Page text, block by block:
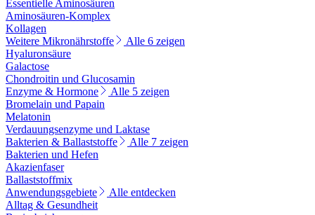
Essentielle Aminosäuren
Aminosäuren-Komplex
Kollagen
Weitere Mikronährstoffe
Alle 6 zeigen
Hyaluronsäure
Galactose
Chondroitin und Glucosamin
Enzyme & Hormone
Alle 5 zeigen
Bromelain und Papain
Melatonin
Verdauungsenzyme und Laktase
Bakterien & Ballaststoffe
Alle 7 zeigen
Bakterien und Hefen
Akazienfaser
Ballaststoffmix
Anwendungsgebiete
Alle entdecken
Alltag & Gesundheit